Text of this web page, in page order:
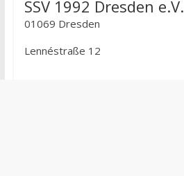
SSV 1992 Dresden e.V.
01069 Dresden
Lennéstraße 12